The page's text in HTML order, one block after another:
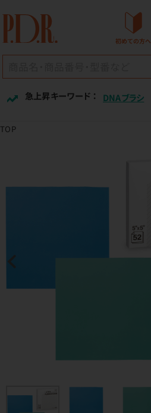
初めての方へ
急上昇キーワード ： DNAブラシ
TOP